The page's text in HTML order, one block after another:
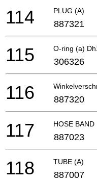
PLUG (A)
114 887321
O-ring (a)
115 306326
116 887320
HOSE BAND
117 887023
TUBE (A)
118 887007